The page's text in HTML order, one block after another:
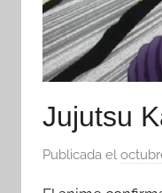
Jujutsu
Publicada el